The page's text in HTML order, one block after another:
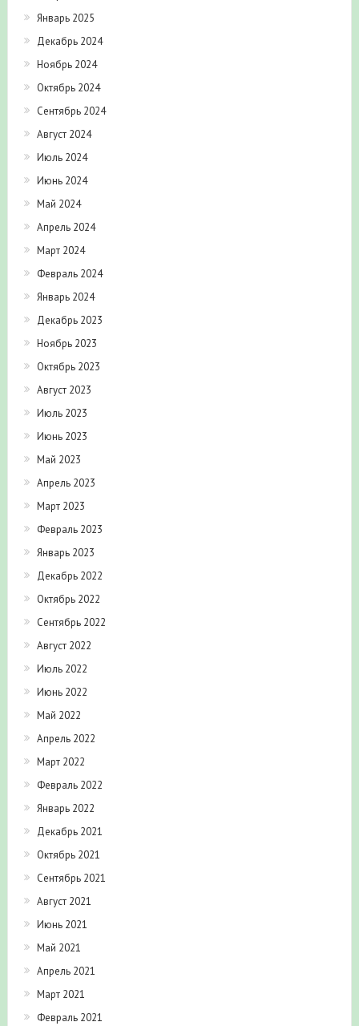
Январь 2025
Декабрь 2024
Ноябрь 2024
Октябрь 2024
Сентябрь 2024
Август 2024
Июль 2024
Июнь 2024
Май 2024
Апрель 2024
Март 2024
Февраль 2024
Январь 2024
Декабрь 2023
Ноябрь 2023
Октябрь 2023
Август 2023
Июль 2023
Июнь 2023
Май 2023
Апрель 2023
Март 2023
Февраль 2023
Январь 2023
Декабрь 2022
Октябрь 2022
Сентябрь 2022
Август 2022
Июль 2022
Июнь 2022
Май 2022
Апрель 2022
Март 2022
Февраль 2022
Январь 2022
Декабрь 2021
Октябрь 2021
Сентябрь 2021
Август 2021
Июнь 2021
Май 2021
Апрель 2021
Март 2021
Февраль 2021